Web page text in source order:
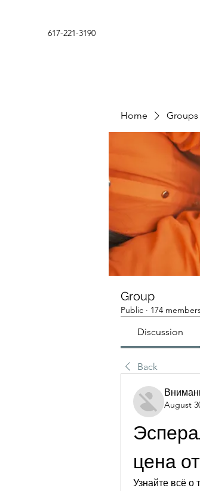
617-221-3190
Home Groups
Group
Public · 174
Discussion
Back
August
цена
Узнайте всё о